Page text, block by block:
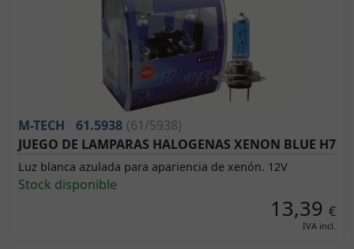
M-TECH 61.5938 (61/5938)
JUEGO DE LAMPARAS HALOGENAS XENON BLUE H7
Luz blanca azulada para apariencia de xenón. 12V
Stock disponible
13,39 €
IVA incl.